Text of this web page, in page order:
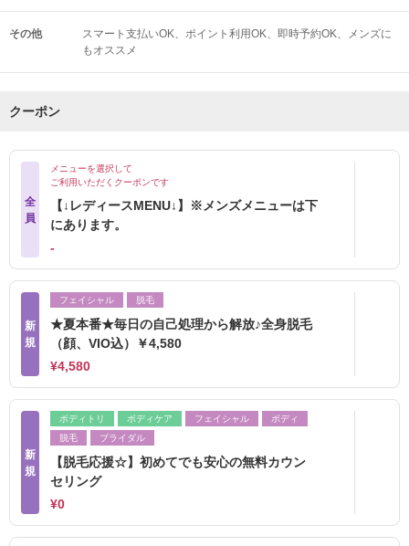
その他 スマート支払いOK ポイント利用OK 即時予約OK
メンズに
もオススメ
クーポン
全
員
メニューを選択して
ご利用いただくクーポンです
【↓レディースMENU↓】※メンズメニューは下
にあります。
‐
新
規
フェイシャル 脱毛
★夏本番★毎日の自己処理から解放♪全身脱毛
（顔、VIO込）￥4,580
¥4,580
新
規
ボディトリ ボディケア フェイシャル
ボディ
脱毛
ブライダル
【脱毛応援☆】初めてでも安心の無料カウン
セリング
¥0